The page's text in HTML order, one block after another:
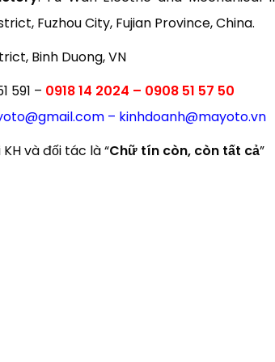
Fuzhou City, Fujian Province, China.
Binh Duong, VN
591 – 0918 14 2024 – 0908 51 57 50
– kinhdoanh@mayoto.vn
và đối tác là “Chữ tín còn, còn tất cả”